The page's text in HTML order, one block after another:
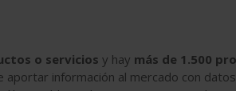
o servicios y hay más de 1.500
aportar información al mercado con
lo establece el reposicionamiento de